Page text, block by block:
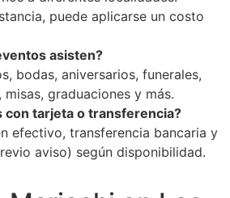
puede aplicarse un costo
asisten?
bodas, aniversarios, funerales,
graduaciones y más.
con tarjeta o transferencia?
efectivo, transferencia bancaria y
aviso) según disponibilidad.